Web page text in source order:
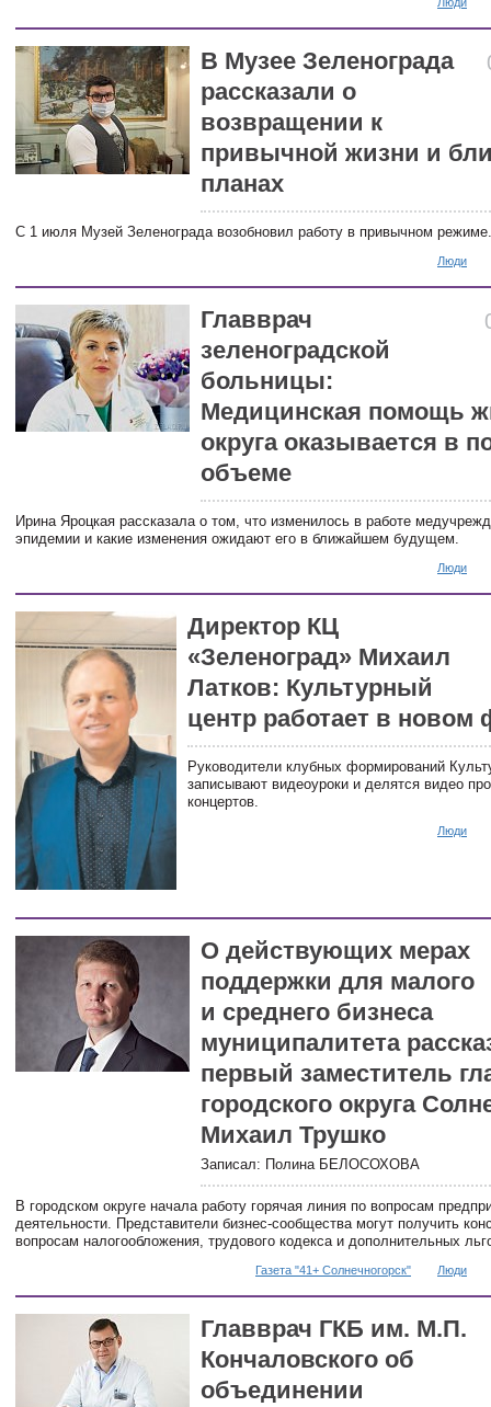
В Музее Зеленограда
рассказали о
возвращении к
привычной жизни и
планах
С 1 июля Музей Зеленограда возобновил работу в привычном режиме.
Люди
Главврач
зеленоградской
больницы:
Медицинская помощь
округа оказывается в
объеме
Ирина Яроцкая рассказала о том, что изменилось в работе
эпидемии и какие изменения ожидают его в ближайшем будущем.
Люди
Директор КЦ
«Зеленоград» Михаил
Латков: Культурный
центр работает в новом
Руководители клубных формирований
записывают видеоуроки и делятся видео
концертов.
Люди
О действующих мерах
поддержки для малого
и среднего бизнеса
муниципалитета
первый заместитель
городского округа
Михаил Трушко
Записал: Полина БЕЛОСОХОВА
В городском округе начала работу горячая линия по вопросам
деятельности. Представители бизнес-сообщества могут получить
вопросам налогообложения, трудового кодекса и дополнительных
Газета "41+ Солнечногорск" Люди
Главврач ГКБ им. М.П.
Кончаловского об
объединении